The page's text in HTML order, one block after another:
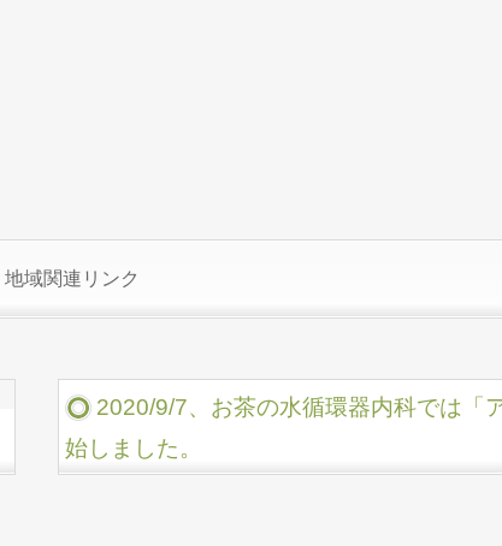
地域関連リンク
2020/9/7、お茶の水循環器内科では「
始しました。